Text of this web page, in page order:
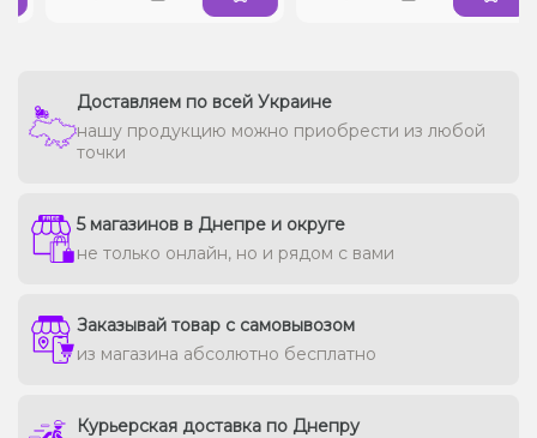
Доставляем по всей Украине
нашу продукцию можно приобрести из любой
точки
5 магазинов в Днепре и округе
не только онлайн, но и рядом с вами
Заказывай товар с самовывозом
из магазина абсолютно бесплатно
Курьерская доставка по Днепру